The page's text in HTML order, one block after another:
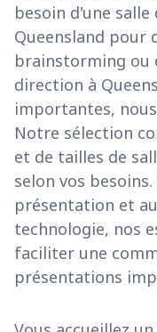
besoin d'une
Queensland pour
brainstorming ou
direction à
importantes,
Notre sélection
et de tailles de
selon vos
présentation et
technologie, nos
faciliter une
présentations